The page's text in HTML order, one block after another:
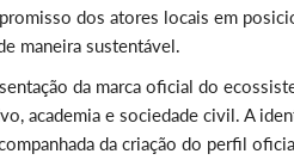
dos atores locais em
maneira sustentável.
da marca oficial do
academia e sociedade civil. A
da criação do perfil